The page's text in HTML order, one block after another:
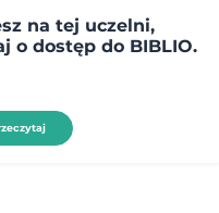
na tej uczelni,
o dostęp do BIBLIO.